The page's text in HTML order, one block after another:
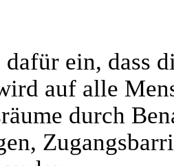
ein, dass
auf alle
durch